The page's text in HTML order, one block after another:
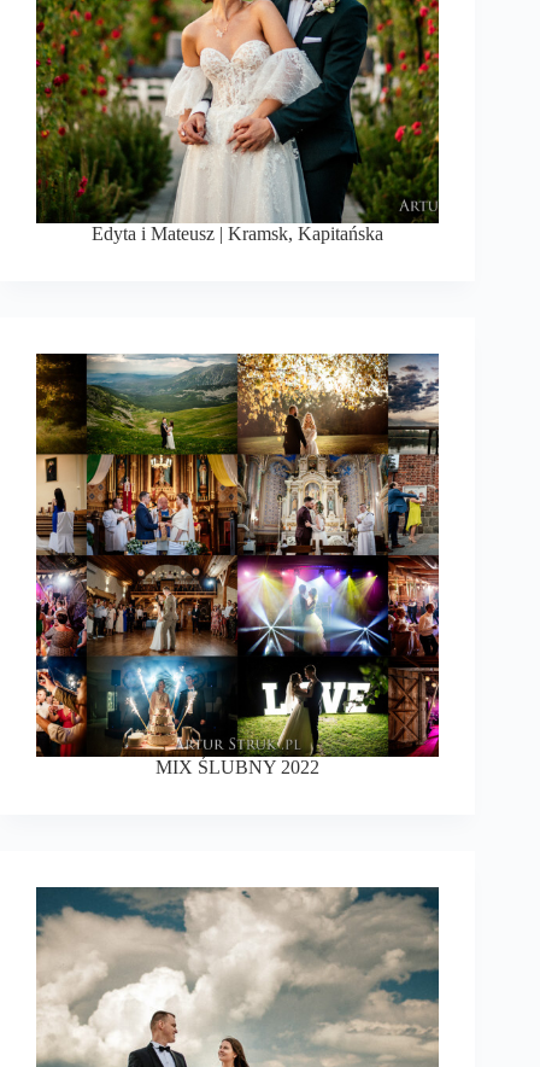
Edyta i Mateusz | Kramsk, Kapitańska
MIX ŚLUBNY 2022